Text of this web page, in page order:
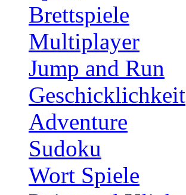
Brettspiele
Multiplayer
Jump and Run
Geschicklichkeit
Adventure
Sudoku
Wort Spiele